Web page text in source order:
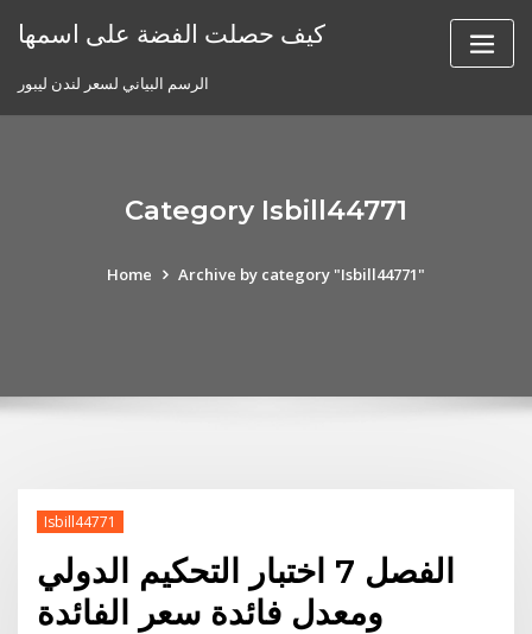
كيف حصلت الفضة على اسمها
الرسم البياني لسعر لندن ليبور
Category Isbill44771
Home Archive by category "Isbill44771"
Isbill44771
الفصل 7 اختبار التحكيم الدولي
ومعدل فائدة سعر الفائدة